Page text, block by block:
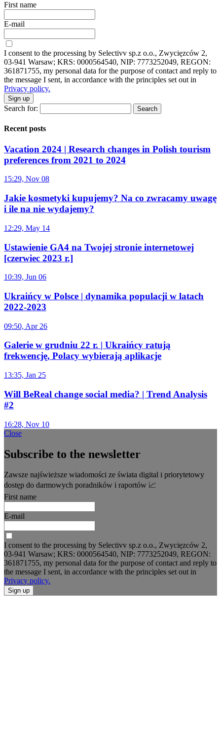
First name
E-mail
I consent to the processing by Selectivv sp.z o.o., Zwycięzców 2,
03-941 Warsaw; KRS: 0000564540, NIP: 7773252049, REGON:
361871755, my personal data for the purpose of contact and reply to
the message I sent, in accordance with the principles set out in
Privacy policy.
Sign up
Search for:
Recent posts
Vacation 2024 | Research changes in Polish tourism
preferences from 2021 to 2024
15:29, Nov 08
Jakie kosmetyki kupujemy? Na co zwracamy uwagę
i ile na nie wydajemy?
12:29, May 14
Ustawienie GA4 na Twojej stronie internetowej
[czerwiec 2023 r.]
10:39, Jun 06
Ukraińcy w Polsce | dynamika populacji w latach
2022-2023
09:50, Apr 26
Galerie w grudniu 22 r. | Ukraińcy ratują
frekwencję, Polacy wybierają aplikacje
13:35, Jan 25
Will BeReal change social media? | Trend Analysis
#2
16:28, Nov 10
Close
Subscribe to the newsletter
Zawsze najświeższe wiadomości ze świata digital i priorytetowy
dostęp do darmowych poradników i raportów 📈
First name
E-mail
I consent to the processing by Selectivv sp.z o.o., Zwycięzców 2,
03-941 Warsaw; KRS: 0000564540, NIP: 7773252049, REGON:
361871755, my personal data for the purpose of contact and reply to
the message I sent, in accordance with the principles set out in
Privacy policy.
Sign up